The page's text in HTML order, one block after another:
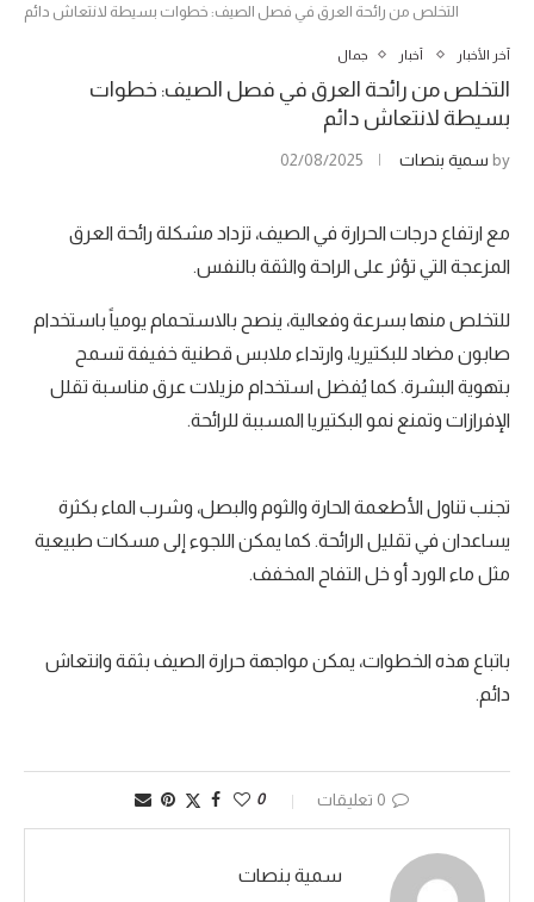
التخلص من رائحة العرق في فصل الصيف: خطوات بسيطة لانتعاش دائم
آخر الأخبار أخبار جمال
التخلص من رائحة العرق في فصل الصيف: خطوات
بسيطة لانتعاش دائم
by سمية بنصات 02/08/2025
مع ارتفاع درجات الحرارة في الصيف، تزداد مشكلة رائحة العرق
المزعجة التي تؤثر على الراحة والثقة بالنفس.
للتخلص منها بسرعة وفعالية، ينصح بالاستحمام يومياً باستخدام
صابون مضاد للبكتيريا، وارتداء ملابس قطنية خفيفة تسمح
بتهوية البشرة. كما يُفضل استخدام مزيلات عرق مناسبة تقلل
الإفرازات وتمنع نمو البكتيريا المسببة للرائحة.
تجنب تناول الأطعمة الحارة والثوم والبصل، وشرب الماء بكثرة
يساعدان في تقليل الرائحة. كما يمكن اللجوء إلى مسكات طبيعية
مثل ماء الورد أو خل التفاح المخفف.
باتباع هذه الخطوات، يمكن مواجهة حرارة الصيف بثقة وانتعاش
دائم.
0 تعليقات 0
سمية بنصات